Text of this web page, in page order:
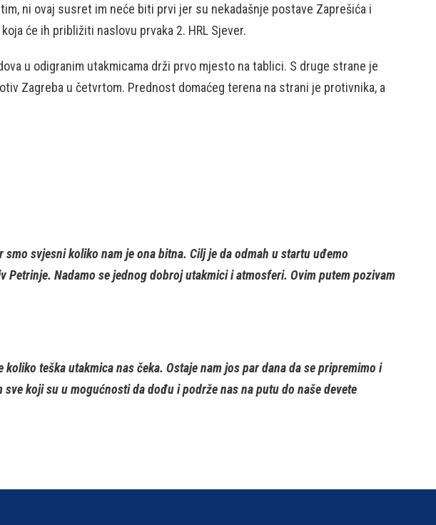
ni ovaj susret im neće biti prvi jer su nekadašnje postave Zaprešića i
će ih približiti naslovu prvaka 2. HRL Sjever.
u odigranim utakmicama drži prvo mjesto na tablici. S druge strane je
Zagreba u četvrtom. Prednost domaćeg terena na strani je protivnika, a
svjesni koliko nam je ona bitna. Cilj je da odmah u startu uđemo
Nadamo se jednog dobroj utakmici i atmosferi. Ovim putem pozivam
teška utakmica nas čeka. Ostaje nam jos par dana da se pripremimo i
koji su u mogućnosti da dođu i podrže nas na putu do naše devete